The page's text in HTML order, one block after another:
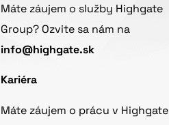
Máte záujem o služby Highgate
Group? Ozvite sa nám na
info@highgate.sk
Kariéra
Máte záujem o prácu v Highgate